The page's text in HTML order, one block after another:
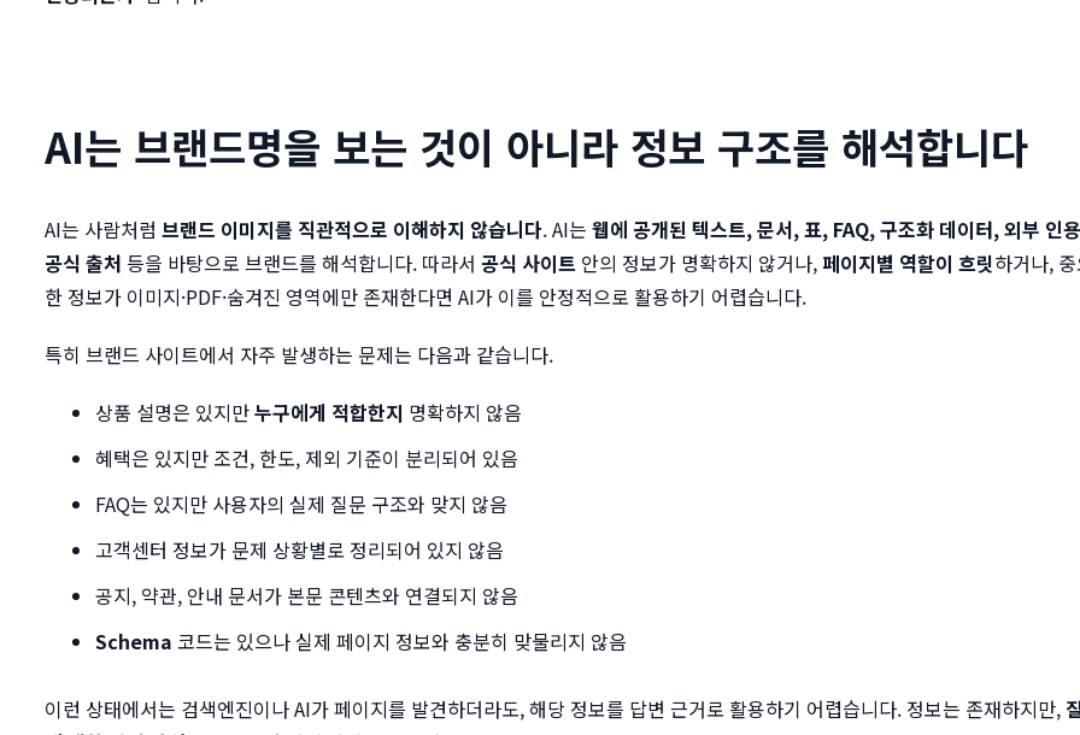
AI는 브랜드명을 보는 것이 아니라 정보 구조를 해석합니다
AI는 사람처럼 브랜드 이미지를 직관적으로 이해하지 않습니다. AI는 웹에 공개된 텍스트, 문서, 표, FAQ, 구조화 데이터, 외부 인
공식 출처 등을 바탕으로 브랜드를 해석합니다. 따라서 공식 사이트 안의 정보가 명확하지 않거나, 페이지별 역할이 흐릿하거나,
한 정보가 이미지·PDF·숨겨진 영역에만 존재한다면 AI가 이를 안정적으로 활용하기 어렵습니다.
특히 브랜드 사이트에서 자주 발생하는 문제는 다음과 같습니다.
상품 설명은 있지만누구에게 적합한지 명확하지 않음
혜택은 있지만 조건, 한도, 제외 기준이 분리되어 있음
FAQ는 있지만 사용자의 실제 질문 구조와 맞지 않음
고객센터 정보가 문제 상황별로 정리되어 있지 않음
공지, 약관, 안내 문서가 본문 콘텐츠와 연결되지 않음
Schema 코드는 있으나 실제 페이지 정보와 충분히 맞물리지 않음
이런 상태에서는 검색엔진이나 AI가 페이지를 발견하더라도, 해당 정보를 답변 근거로 활용하기 어렵습니다. 정보는 존재하지만,